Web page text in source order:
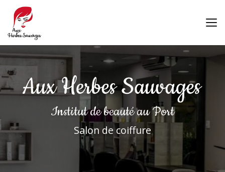
contenu
principal
Institut de beautéau Port
Salon de coiffure